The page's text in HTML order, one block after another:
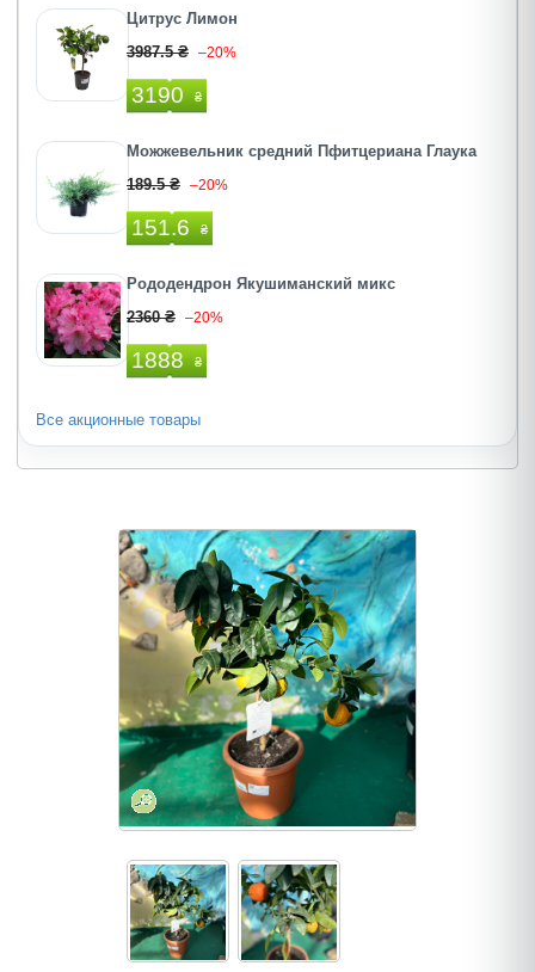
Цитрус Лимон
3987.5 ₴ –20%
3190 ₴
Можжевельник средний Пфитцериана Глаука
189.5 ₴ –20%
151.6 ₴
Рододендрон Якушиманский микс
2360 ₴ –20%
1888 ₴
Все акционные товары